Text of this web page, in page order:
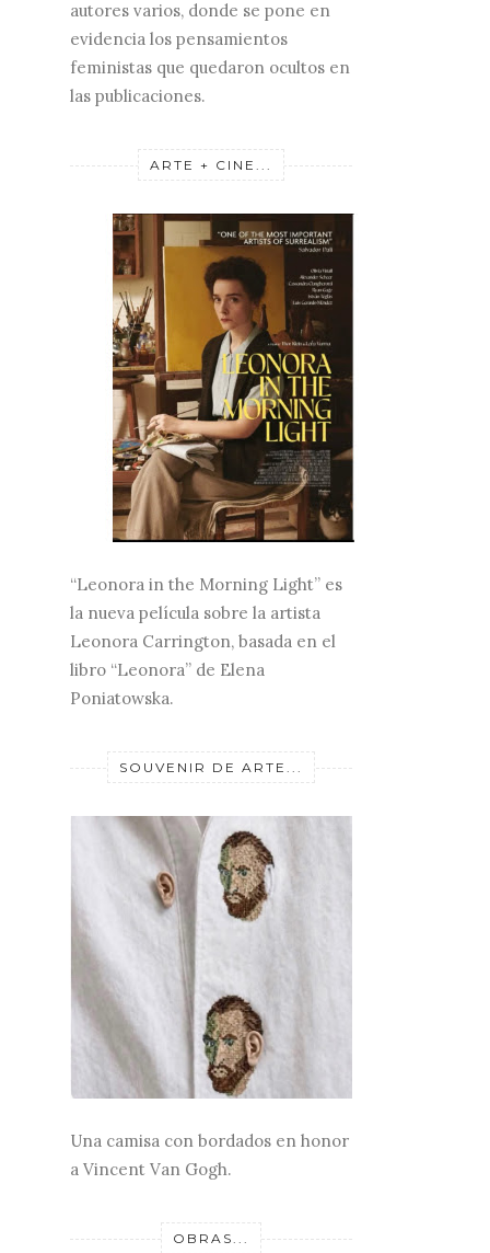
autores varios, donde se pone en
evidencia los pensamientos
feministas que quedaron ocultos en
las publicaciones.
ARTE + CINE...
“Leonora in the Morning Light” es
la nueva película sobre la artista
Leonora Carrington, basada en el
libro “Leonora” de Elena
Poniatowska.
SOUVENIR DE ARTE...
Una camisa con bordados en honor
a Vincent Van Gogh.
OBRAS...